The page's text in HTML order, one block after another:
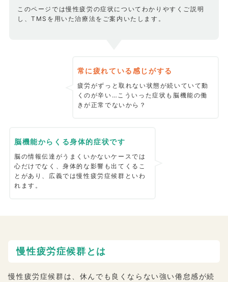
このページでは慢性疲労の症状についてわかりやすくご説明
し、TMSを用いた治療法をご案内いたします。
常に疲れている感じがする
疲労がずっと取れない状態が続いていて動
くのが辛い…こういった症状も脳機能の働
きが正常でないから？
脳機能からくる身体的症状です
脳の情報伝達がうまくいかないケースでは
心だけでなく、身体的な影響も出てくるこ
とがあり、広義では慢性疲労症候群といわ
れます。
慢性疲労症候群とは
慢性疲労症候群は、休んでも良くならない強い倦怠感が続